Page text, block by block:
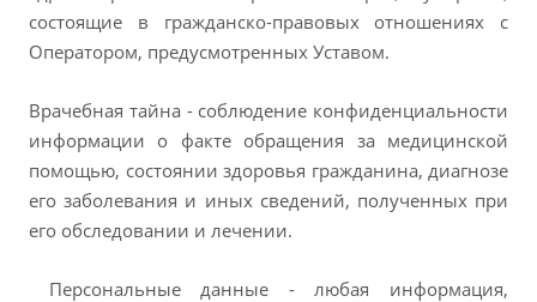
состоящие в гражданско-правовых отношениях с
Оператором, предусмотренных Уставом.
Врачебная тайна - соблюдение конфиденциальности
информации о факте обращения за медицинской
помощью, состоянии здоровья гражданина, диагнозе
его заболевания и иных сведений, полученных при
его обследовании и лечении.
Персональные данные - любая информация,